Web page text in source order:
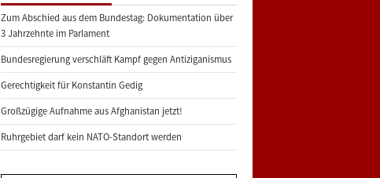
Zum Abschied aus dem Bundestag: Dokumentation über
3 Jahrzehnte im Parlament
Bundesregierung verschläft Kampf gegen Antiziganismus
Gerechtigkeit für Konstantin Gedig
Großzügige Aufnahme aus Afghanistan jetzt!
Ruhrgebiet darf kein NATO-Standort werden